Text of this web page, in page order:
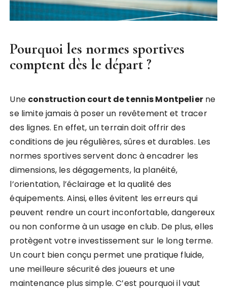
Pourquoi les normes sportives
comptent dès le départ ?
Une construction court de tennis Montpelierne
se limite jamais à poser un revêtement et tracer
des lignes. En effet, un terrain doit offrir des
conditions de jeu régulières, sûres et durables. Les
normes sportives servent donc à encadrer les
dimensions, les dégagements, la planéité,
l’orientation, l’éclairage et la qualité des
équipements. Ainsi, elles évitent les erreurs qui
peuvent rendre un court inconfortable, dangereux
ou non conforme à un usage en club. De plus, elles
protègent votre investissement sur le long terme.
Un court bien conçu permet une pratique fluide,
une meilleure sécurité des joueurs et une
maintenance plus simple. C’est pourquoi il vaut